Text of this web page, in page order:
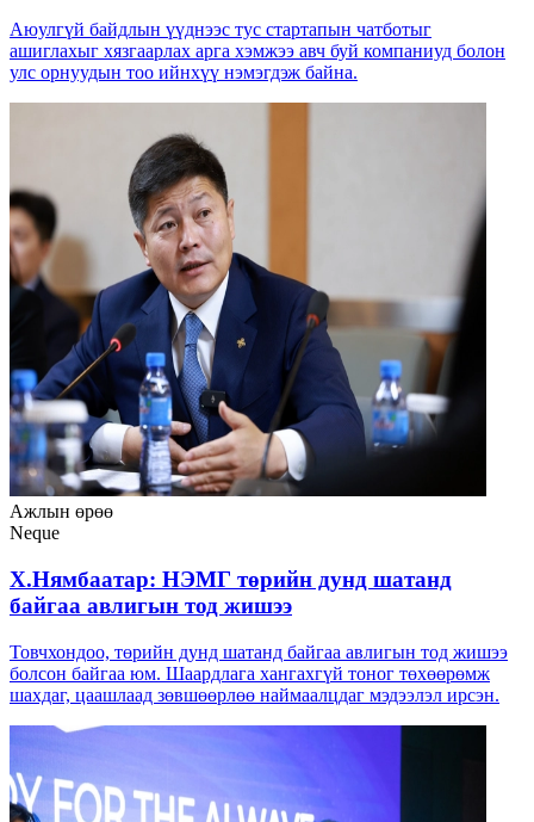
Аюулгүй байдлын үүднээс тус стартапын чатботыг
ашиглахыг хязгаарлах арга хэмжээ авч буй компаниуд болон
улс орнуудын тоо ийнхүү нэмэгдэж байна.
Ажлын өрөө
Neque
Х.Нямбаатар: НЭМГ төрийн дунд шатанд
байгаа авлигын тод жишээ
Товчхондоо, төрийн дунд шатанд байгаа авлигын тод жишээ
болсон байгаа юм. Шаардлага хангахгүй тоног төхөөрөмж
шахдаг, цаашлаад зөвшөөрлөө наймаалцдаг мэдээлэл ирсэн.